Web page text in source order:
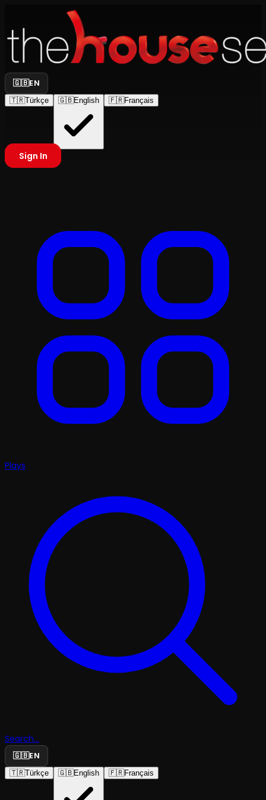
🇬🇧EN
🇹🇷Türkçe 🇬🇧English 🇫🇷Français
Sign In
Plays
Search...
🇬🇧EN
🇹🇷Türkçe 🇬🇧English 🇫🇷Français